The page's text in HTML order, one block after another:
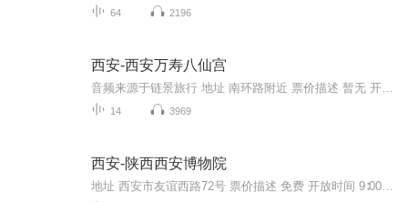
64 2196
西安-西安万寿八仙宫
14 3969
西安-陕西西安博物院